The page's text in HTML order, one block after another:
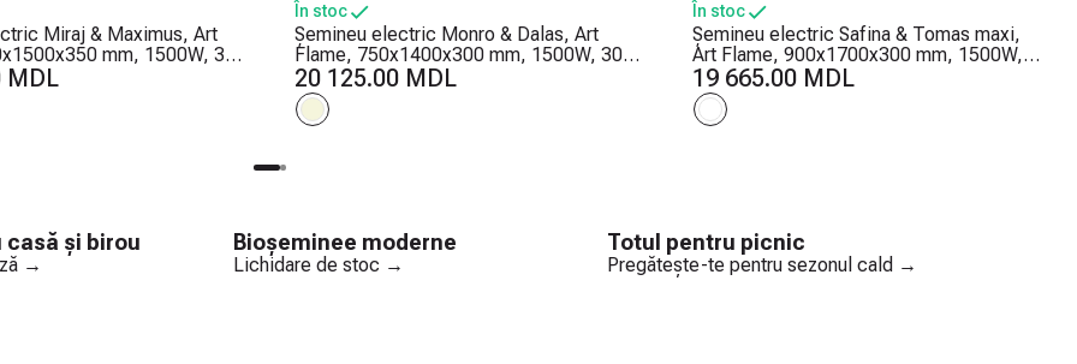
Miraj & Maximus, Art
mm, 1500W, 3
5 niveluri ale
Timer
MDL
În stoc
Șemineu electric Monro & Dalas, Art
Flame, 750x1400x300 mm, 1500W, 30
de combinații de culori, Termostat,
Bușteni și cristale
20 125.00 MDL
În stoc
Șemineu electric Safina & Tomas maxi,
Art Flame, 900x1700x300 mm, 1500W,
50 de combinații de culori, Termostat,
Bușteni și cristale
19 665.00 MDL
casă și birou
→
Bioșeminee moderne
Lichidare de stoc →
Totul pentru picnic
Pregătește-te pentru sezonul cald →